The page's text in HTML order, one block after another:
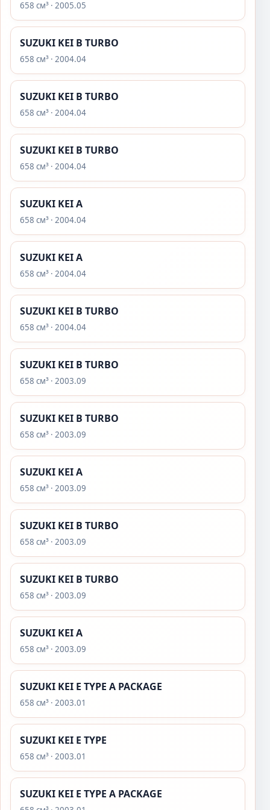
658 см³ · 2005.05
SUZUKI KEI B TURBO
658 см³ · 2004.04
SUZUKI KEI B TURBO
658 см³ · 2004.04
SUZUKI KEI B TURBO
658 см³ · 2004.04
SUZUKI KEI A
658 см³ · 2004.04
SUZUKI KEI A
658 см³ · 2004.04
SUZUKI KEI B TURBO
658 см³ · 2004.04
SUZUKI KEI B TURBO
658 см³ · 2003.09
SUZUKI KEI B TURBO
658 см³ · 2003.09
SUZUKI KEI A
658 см³ · 2003.09
SUZUKI KEI B TURBO
658 см³ · 2003.09
SUZUKI KEI B TURBO
658 см³ · 2003.09
SUZUKI KEI A
658 см³ · 2003.09
SUZUKI KEI E TYPE A PACKAGE
658 см³ · 2003.01
SUZUKI KEI E TYPE
658 см³ · 2003.01
SUZUKI KEI E TYPE A PACKAGE